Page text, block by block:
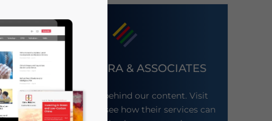
DEZAN SHIRA & ASSOCIATES
Meet the firm behind our content. Visit
their website to see how their services can